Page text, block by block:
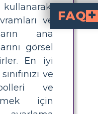
ve
ana
görsel
En iyi
ve
ve
için
FAQ